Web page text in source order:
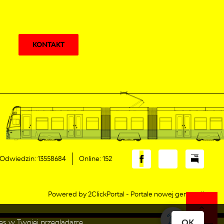
KONTAKT
Odwiedzin: 13558684 Online: 152
Powered by2ClickPortal - Portale nowej generacji
w Twojej przeglądarce.